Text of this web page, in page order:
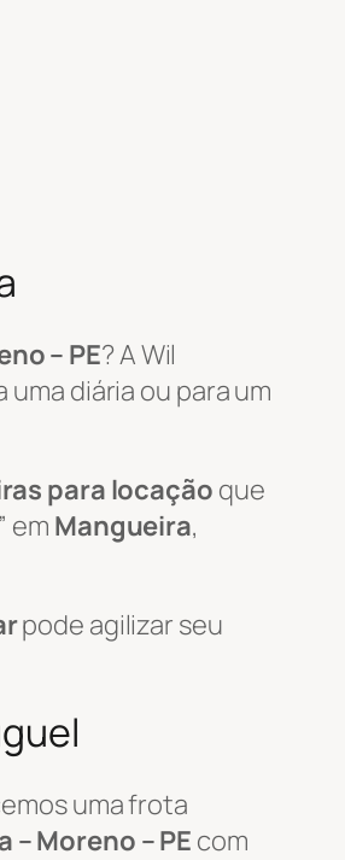
– PE? A Wil
diária ou para um
para locação que
” em Mangueira,
pode agilizar seu
uma frota
– Moreno – PE com